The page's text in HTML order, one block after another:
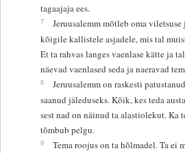
tagaajaja ees.
7
Jeruusalemm mõtleb oma
kõigile kallistele asjadele, mis tal
Et ta rahvas langes vaenlase kätte ja
näevad vaenlased seda ja naeravad
8
Jeruusalemm on raskesti
saanud jäleduseks. Kõik, kes teda
sest nad on näinud ta alastiolekut. Ka
tõmbub pelgu.
9
Tema roojus on ta hõlmadel. Ta ei